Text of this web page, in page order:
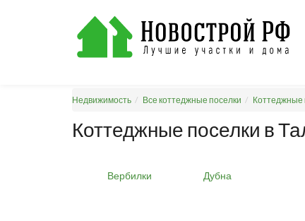
Недвижимость Все коттеджные поселки Коттеджные
Коттеджные поселки в
Вербилки Дубна